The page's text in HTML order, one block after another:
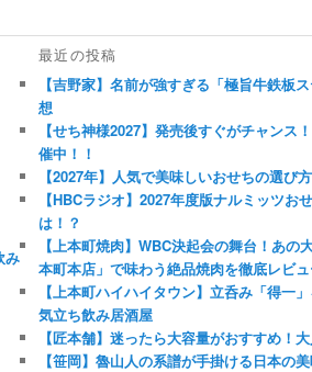
み
最近の投稿
【吉野家】名前が強すぎる「極旨牛鉄板
想
【せち神様2027】発売後すぐがチャンス
催中！！
【2027年】人気で美味しいおせちの選び
【HBCラジオ】2027年度版ナルミッツお
は！？
【上本町焼肉】WBC決起会の舞台！あ
本町本店」で味わう絶品焼肉を徹底レビ
【上本町ハイハイタウン】立呑み「得一
気立ち飲み居酒屋
【匠本舗】迷ったら大容量がおすすめ！
【笹岡】魯山人の系譜が手掛ける日本の